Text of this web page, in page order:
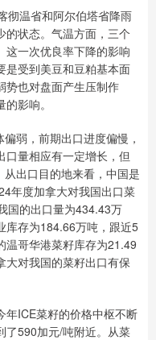
温省和阿尔伯塔省降雨
的状态。气温方面，三个
这一次优良率下降的影响
是受到美豆和豆粕基本面
势也对盘面产生压制作
影响。
弱，前期出口进度偏慢，
口量相应有一定增长，但
出口目的地来看，中国是
年度加拿大对我国出口菜
国的出口量为434.43万
库存为184.66万吨，跟近5
温哥华港菜籽库存为21.49
大对我国的菜籽出口有保
ICE菜籽的价格中枢不断
了590加元/吨附近。从菜